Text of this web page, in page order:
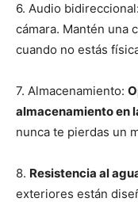
6. Audio
cámara. Mantén una
cuando no estás
7. Almacenamiento:
almacenamiento en
nunca te pierdas un
8. Resistencia al
exteriores están